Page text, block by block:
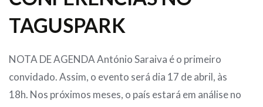
TAGUSPARK
NOTA DE AGENDA António Saraiva é o primeiro
convidado. Assim, o evento será dia 17 de abril, às
18h. Nos próximos meses, o país estará em análise no